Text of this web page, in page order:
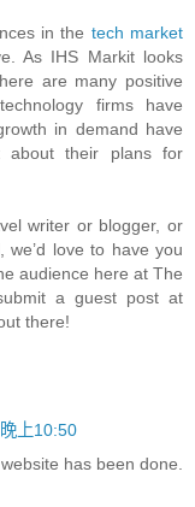
in the tech market
As IHS Markit looks
are many positive
firms have
in demand have
about their plans for
writer or blogger, or
we’d love to have you
audience here at The
a guest post at
there!
上10:50
has been done.